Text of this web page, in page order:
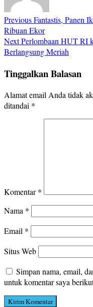
PreviousFantastis, Panen
Ribuan Ekor
NextPerlombaan HUT RI
Berlangsung Meriah
Tinggalkan Balasan
Alamat email Anda tidak
ditandai *
Komentar*
Nama *
Email *
Situs Web
Simpan nama, email,
untuk komentar saya